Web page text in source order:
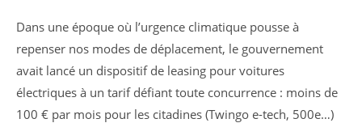
publication :
Dans une époque où l’urgence climatique pousse à
repenser nos modes de déplacement, le gouvernement
avait lancé un dispositif de leasing pour voitures
électriques à un tarif défiant toute concurrence : moins de
100 € par mois pour les citadines (Twingo e-tech, 500e…)